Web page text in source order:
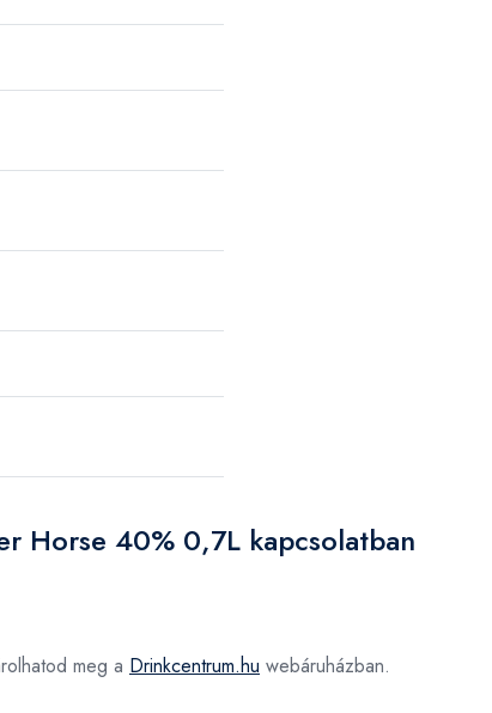
Horse 40% 0,7L kapcsolatban
meg a Drinkcentrum.hu webáruházban.